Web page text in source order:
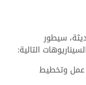
سيطور
التالية:
عمل وتخطيط